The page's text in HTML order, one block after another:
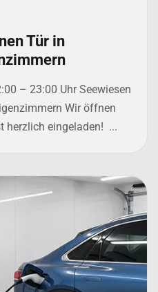
Tür in
– 23:00 Uhr Seewiesen
Wir öffnen
herzlich eingeladen! ...